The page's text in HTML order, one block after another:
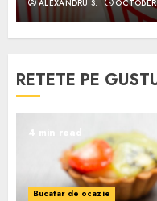
ALEXANDRU S.
RETETE PE
4 min read
Bucatar de ocazie